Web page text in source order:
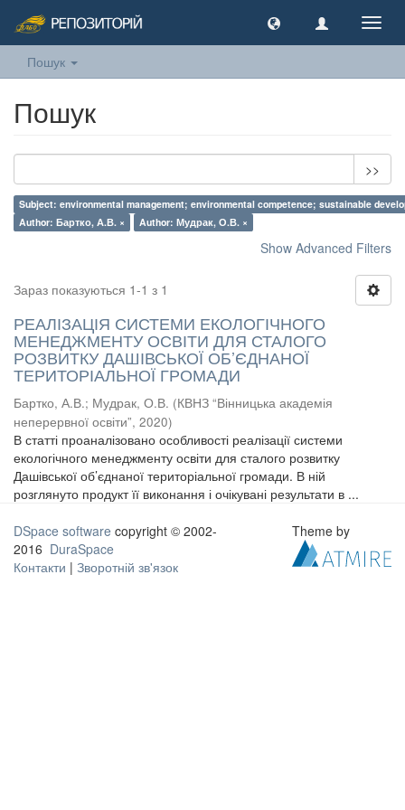
Пошук
Пошук
>>
Subject: environmental management; environmental competence; sustainable
Author: Бартко, А.В. ×
Author: Мудрак, О.В. ×
Show Advanced Filters
Зараз показуються 1-1 з 1
РЕАЛІЗАЦІЯ СИСТЕМИ ЕКОЛОГІЧНОГО
МЕНЕДЖМЕНТУ ОСВІТИ ДЛЯ СТАЛОГО
РОЗВИТКУ ДАШІВСЬКОЇ ОБ’ЄДНАНОЇ
ТЕРИТОРІАЛЬНОЇ ГРОМАДИ
Бартко, А.В.; Мудрак, О.В. (КВНЗ “Вінницька академія
неперервної освіти”, 2020)
В статті проаналізовано особливості реалізації системи
екологічного менеджменту освіти для сталого розвитку
Дашівської об’єднаної територіальної громади. В ній
розглянуто продукт її виконання і очікувані результати в ...
DSpace software copyright © 2002-
2016 DuraSpace
Контакти | Зворотній зв'язок
Theme by